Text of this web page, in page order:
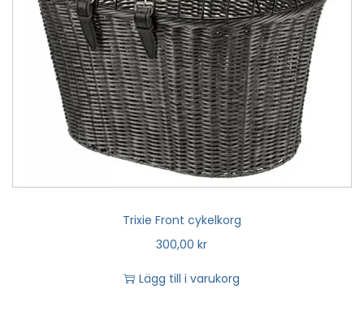
Trixie Front cykelkorg
300,00kr
Lägg till i varukorg